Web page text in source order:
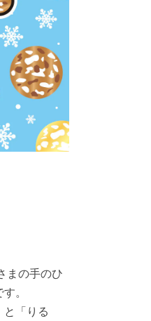
まの手のひ
。
と「りる